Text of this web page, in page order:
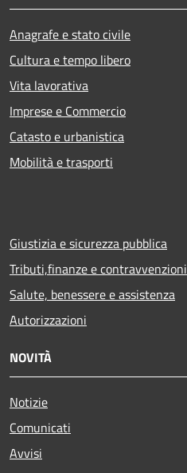
Anagrafe e stato civile
Cultura e tempo libero
Vita lavorativa
Imprese e Commercio
Catasto e urbanistica
Mobilità e trasporti
Giustizia e sicurezza pubblica
Tributi,finanze e contravvenzioni
Salute, benessere e assistenza
Autorizzazioni
NOVITÀ
Notizie
Comunicati
Avvisi